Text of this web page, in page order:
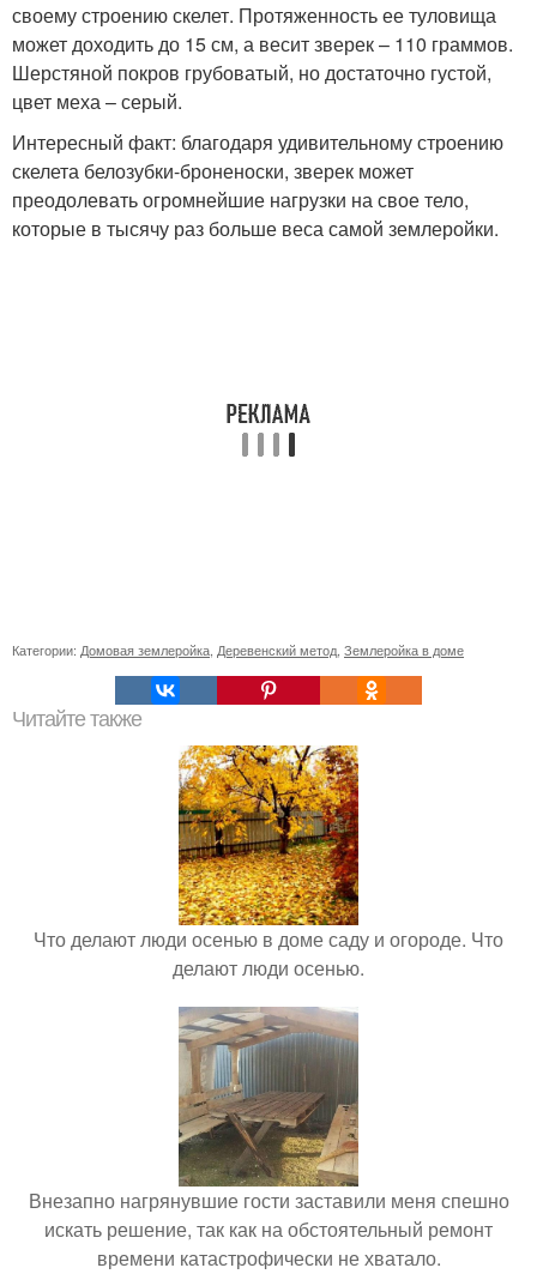
своему строению скелет. Протяженность ее туловища
может доходить до 15 см, а весит зверек – 110 граммов.
Шерстяной покров грубоватый, но достаточно густой,
цвет меха – серый.
Интересный факт: благодаря удивительному строению
скелета белозубки-броненоски, зверек может
преодолевать огромнейшие нагрузки на свое тело,
которые в тысячу раз больше веса самой землеройки.
Категории: Домовая землеройка Деревенский метод Землеройка в доме
Читайте также
Что делают люди осенью в доме саду и огороде. Что
делают люди осенью.
Внезапно нагрянувшие гости заставили меня спешно
искать решение, так как на обстоятельный ремонт
времени катастрофически не хватало.